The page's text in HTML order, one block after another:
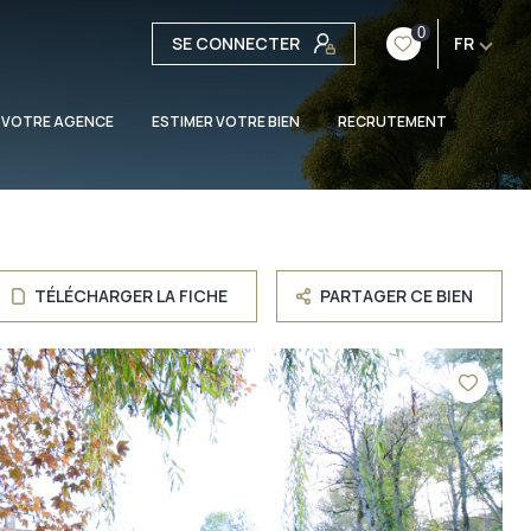
SE CONNECTER 0 FR
AGENCE ESTIMER VOTRE BIEN RECRUTEMENT
TÉLÉCHARGER LA FICHE PARTAGER CE BIEN